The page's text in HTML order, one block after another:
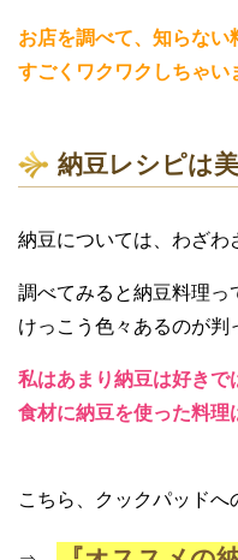
お店を調べて、知らない
すごくワクワクしちゃい
納豆レシピは
納豆については、わざわ
調べてみると納豆料理っ
けっこう色々あるのが判
私はあまり納豆は好きで
食材に納豆を使った料理
こちら、クックパッドへ